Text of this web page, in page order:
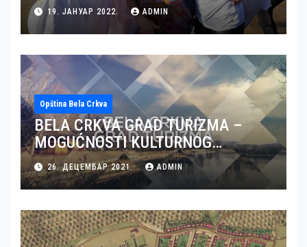
19. ЈАНУАР 2022. ADMIN
Opština Bela Crkva
BELA CRKVA GRAD TURIZMA –
MOGUĆNOSTI KULTURNOG
TURIZMA U BELOJ CRKVI (VIDEO)
26. ДЕЦЕМБАР 2021. ADMIN